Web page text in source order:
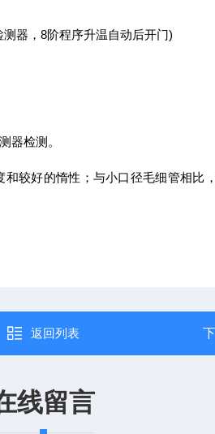
器，8阶程序升温自动后开门)
器检测。
较好的惰性；与小口径毛细管相比
返回列表
线留言